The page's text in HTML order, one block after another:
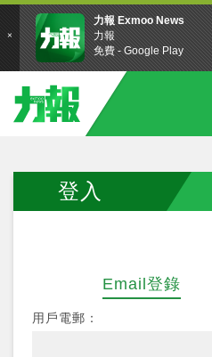
登入
Email登錄
用戶電郵：